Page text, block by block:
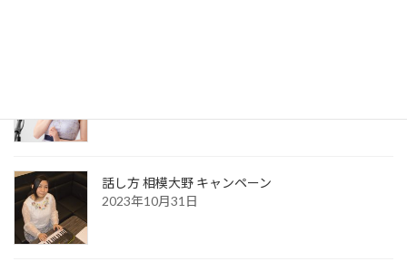
話し方 相模大野 キャンペーン
2023年10月31日